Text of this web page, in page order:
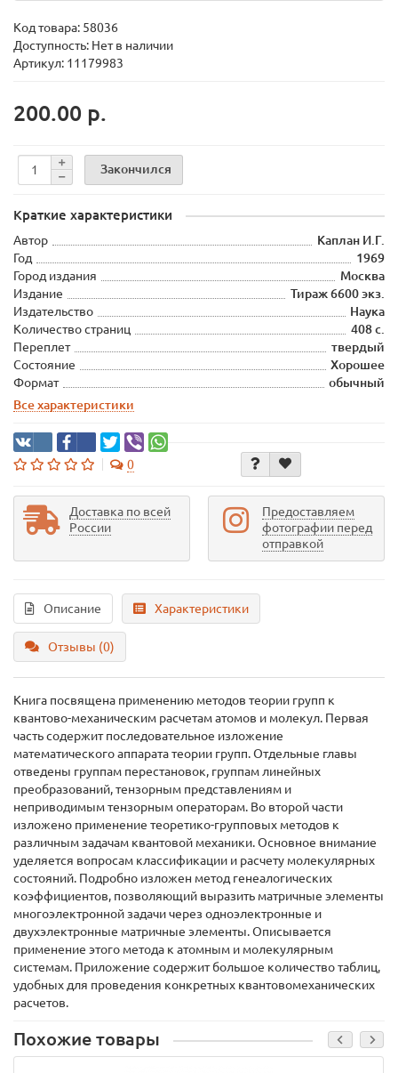
Код товара: 58036
Доступность: Нет в наличии
Артикул: 11179983
200.00 р.
Закончился
Краткие характеристики
Автор
Каплан И.Г.
Год
1969
Город издания
Москва
Издание
Тираж 6600 экз.
Издательство
Наука
Количество страниц
408 с.
Переплет
твердый
Состояние
Хорошее
Формат
обычный
Все характеристики
0
Доставка по всей
России
Предоставляем
фотографии перед
отправкой
Описание Характеристики
Отзывы (0)
Книга посвящена применению методов теории групп к
квантово-механическим расчетам атомов и молекул. Первая
часть содержит последовательное изложение
математического аппарата теории групп. Отдельные главы
отведены группам перестановок, группам линейных
преобразований, тензорным представлениям и
неприводимым тензорным операторам. Во второй части
изложено применение теоретико-групповых методов к
различным задачам квантовой механики. Основное внимание
уделяется вопросам классификации и расчету молекулярных
состояний. Подробно изложен метод генеалогических
коэффициентов, позволяющий выразить матричные элементы
многоэлектронной задачи через одноэлектронные и
двухэлектронные матричные элементы. Описывается
применение этого метода к атомным и молекулярным
системам. Приложение содержит большое количество таблиц,
удобных для проведения конкретных квантовомеханических
расчетов.
Похожие товары